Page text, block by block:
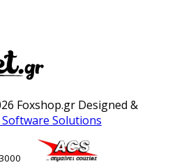
Foxshop.gr Designed &
Solutions